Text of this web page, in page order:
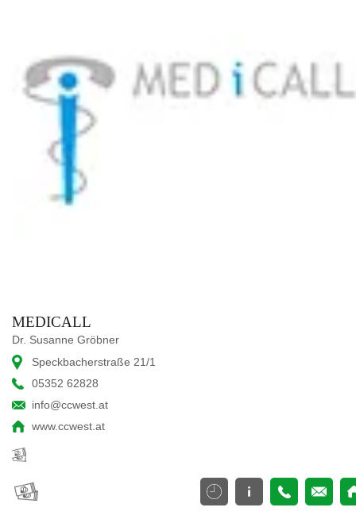
MEDICALL
Dr. Susanne Gröbner
Speckbacherstraße 21/1
05352 62828
info@ccwest.at
www.ccwest.at